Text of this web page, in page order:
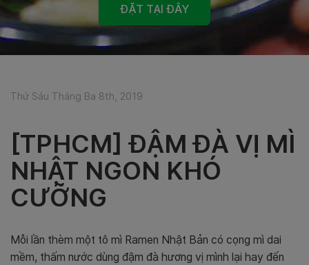
ĐẶT TẠI ĐÂY
Thứ Sáu Tháng Ba 8th, 2019
[TPHCM] ĐẬM ĐÀ VỊ MÌ
NHẬT NGON KHÓ
CƯỠNG
Mỗi lần thèm một tô mì Ramen Nhật Bản có cọng mì dai
mềm, thấm nước dùng đậm đà hương vị mình lại hay đến